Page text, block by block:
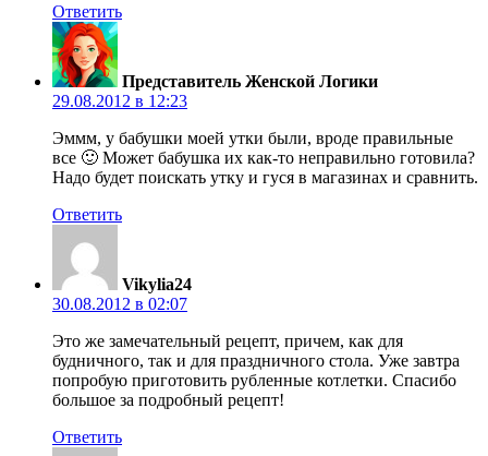
Ответить
Представитель Женской Логики
29.08.2012 в 12:23
Эммм, у бабушки моей утки были, вроде правильные
все 🙂 Может бабушка их как-то неправильно готовила?
Надо будет поискать утку и гуся в магазинах и сравнить.
Ответить
Vikylia24
30.08.2012 в 02:07
Это же замечательный рецепт, причем, как для
будничного, так и для праздничного стола. Уже завтра
попробую приготовить рубленные котлетки. Спасибо
большое за подробный рецепт!
Ответить